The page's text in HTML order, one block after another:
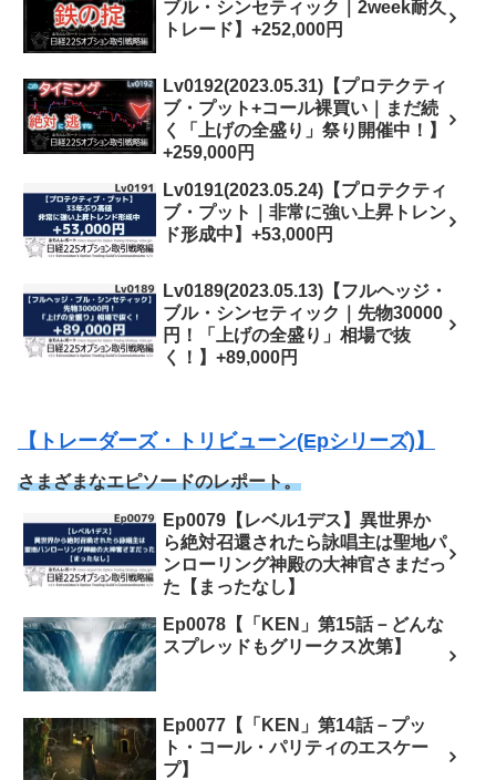
ブル・シンセティック｜2week耐久
トレード】+252,000円
Lv0192(2023.05.31)【プロテクティ
ブ・プット+コール裸買い｜まだ続
く「上げの全盛り」祭り開催中！】
+259,000円
Lv0191(2023.05.24)【プロテクティ
ブ・プット｜非常に強い上昇トレン
ド形成中】+53,000円
Lv0189(2023.05.13)【フルヘッジ・
ブル・シンセティック｜先物30000
円！「上げの全盛り」相場で抜
く！】+89,000円
【トレーダーズ・トリビューン(Epシリーズ)】
さまざまなエピソードのレポート。
Ep0079【レベル1デス】異世界か
ら絶対召還されたら詠唱主は聖地パ
ンローリング神殿の大神官さまだっ
た【まったなし】
Ep0078【「KEN」第15話－どんな
スプレッドもグリークス次第】
Ep0077【「KEN」第14話－プッ
ト・コール・パリティのエスケー
プ】